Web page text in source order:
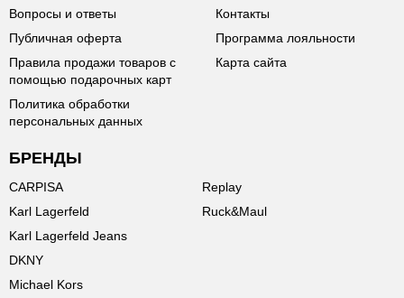
Вопросы и ответы
Публичная оферта
Правила продажи товаров с
помощью подарочных карт
Политика обработки
персональных данных
Контакты
Программа лояльности
Карта сайта
БРЕНДЫ
CARPISA
Karl Lagerfeld
Karl Lagerfeld Jeans
DKNY
Michael Kors
Replay
Ruck&Maul